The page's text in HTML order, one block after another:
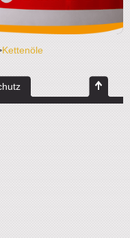
Kettenöle